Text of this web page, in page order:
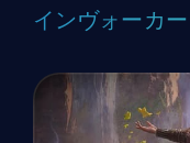
インヴォーカー